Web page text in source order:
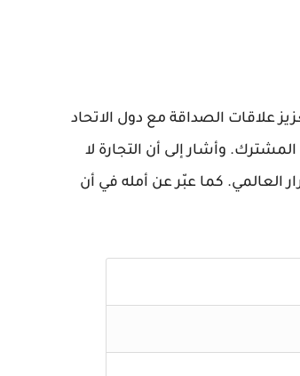
علاقات الصداقة مع دول الاتحاد
وأشار إلى أن التجارة لا
العالمي. كما عبّر عن أمله في أن